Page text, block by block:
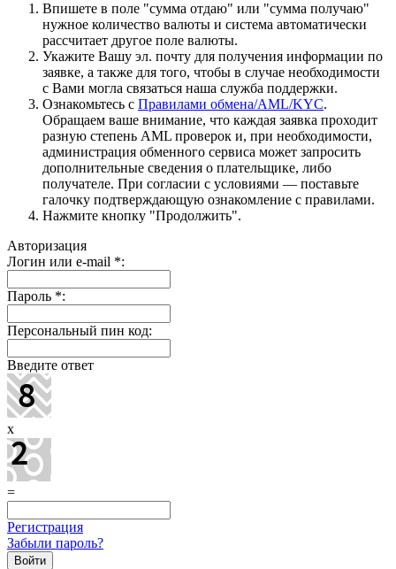
Впишете в поле "сумма отдаю" или "сумма получаю"
нужное количество валюты и система автоматически
рассчитает другое поле валюты.
Укажите Вашу эл. почту для получения информации по
заявке, а также для того, чтобы в случае необходимости
с Вами могла связаться наша служба поддержки.
Ознакомьтесь с Правилами обмена/AML/KYC.
Обращаем ваше внимание, что каждая заявка проходит
разную степень AML проверок и, при необходимости,
администрация обменного сервиса может запросить
дополнительные сведения о плательщике, либо
получателе. При согласии с условиями — поставьте
галочку подтверждающую ознакомление с правилами.
Нажмите кнопку "Продолжить".
Авторизация
Логин или e-mail *:
Пароль *:
Персональный пин код:
Введите ответ
x
=
Регистрация
Забыли пароль?